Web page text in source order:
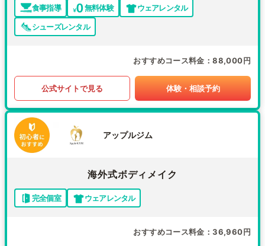
食事指導 無料体験
ウェアレンタル
シューズレンタル
おすすめコース料金 88,000円
公式サイトで見る 体験・相談予約
アップルジム
海外式ボディメイク
完全個室 ウェアレンタル
おすすめコース料金 36,960円